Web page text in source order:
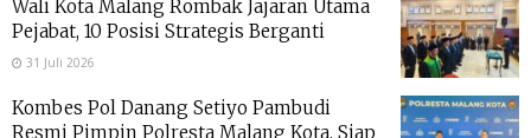
Wali Kota Malang Rombak Jajaran Utama
Pejabat, 10 Posisi Strategis Berganti
31 Juli 2026
Kombes Pol Danang Setiyo Pambudi
Resmi Pimpin Polresta Malang Kota, Siap